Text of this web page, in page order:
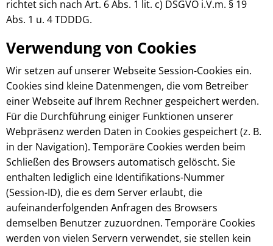
richtet sich nach Art. 6 Abs. 1 lit. c) DSGVO i.V.m. § 19
Abs. 1 u. 4 TDDDG.
Verwendung von Cookies
Wir setzen auf unserer Webseite Session-Cookies ein.
Cookies sind kleine Datenmengen, die vom Betreiber
einer Webseite auf Ihrem Rechner gespeichert werden.
Für die Durchführung einiger Funktionen unserer
Webpräsenz werden Daten in Cookies gespeichert (z. B.
in der Navigation). Temporäre Cookies werden beim
Schließen des Browsers automatisch gelöscht. Sie
enthalten lediglich eine Identifikations-Nummer
(Session-ID), die es dem Server erlaubt, die
aufeinanderfolgenden Anfragen des Browsers
demselben Benutzer zuzuordnen. Temporäre Cookies
werden von vielen Servern verwendet, sie stellen kein